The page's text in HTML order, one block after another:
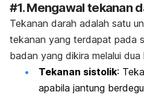
#1. Mengawal tekanan
Tekanan darah adalah satu
tekanan yang terdapat pada
badan yang dikira melalui
Tekanan sistolik:
apabila jantung